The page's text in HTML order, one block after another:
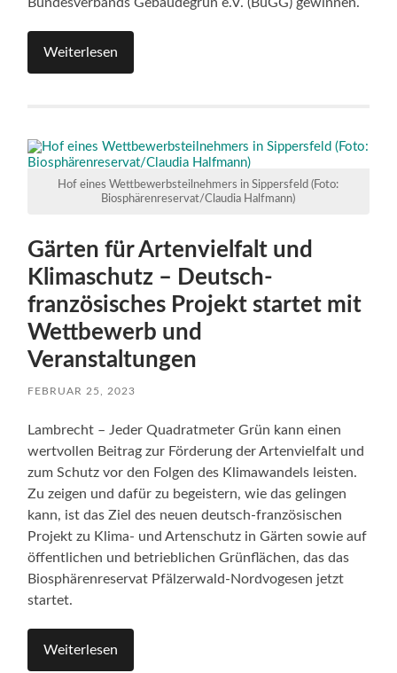
Bundesverbands Gebäudegrün e.V. (BuGG) gewinnen.
Weiterlesen
Hof eines Wettbewerbsteilnehmers in Sippersfeld (Foto:
Biosphärenreservat/Claudia Halfmann)
Gärten für Artenvielfalt und
Klimaschutz – Deutsch-
französisches Projekt startet mit
Wettbewerb und
Veranstaltungen
FEBRUAR 25, 2023
Lambrecht – Jeder Quadratmeter Grün kann einen
wertvollen Beitrag zur Förderung der Artenvielfalt und
zum Schutz vor den Folgen des Klimawandels leisten.
Zu zeigen und dafür zu begeistern, wie das gelingen
kann, ist das Ziel des neuen deutsch-französischen
Projekt zu Klima- und Artenschutz in Gärten sowie auf
öffentlichen und betrieblichen Grünflächen, das das
Biosphärenreservat Pfälzerwald-Nordvogesen jetzt
startet.
Weiterlesen